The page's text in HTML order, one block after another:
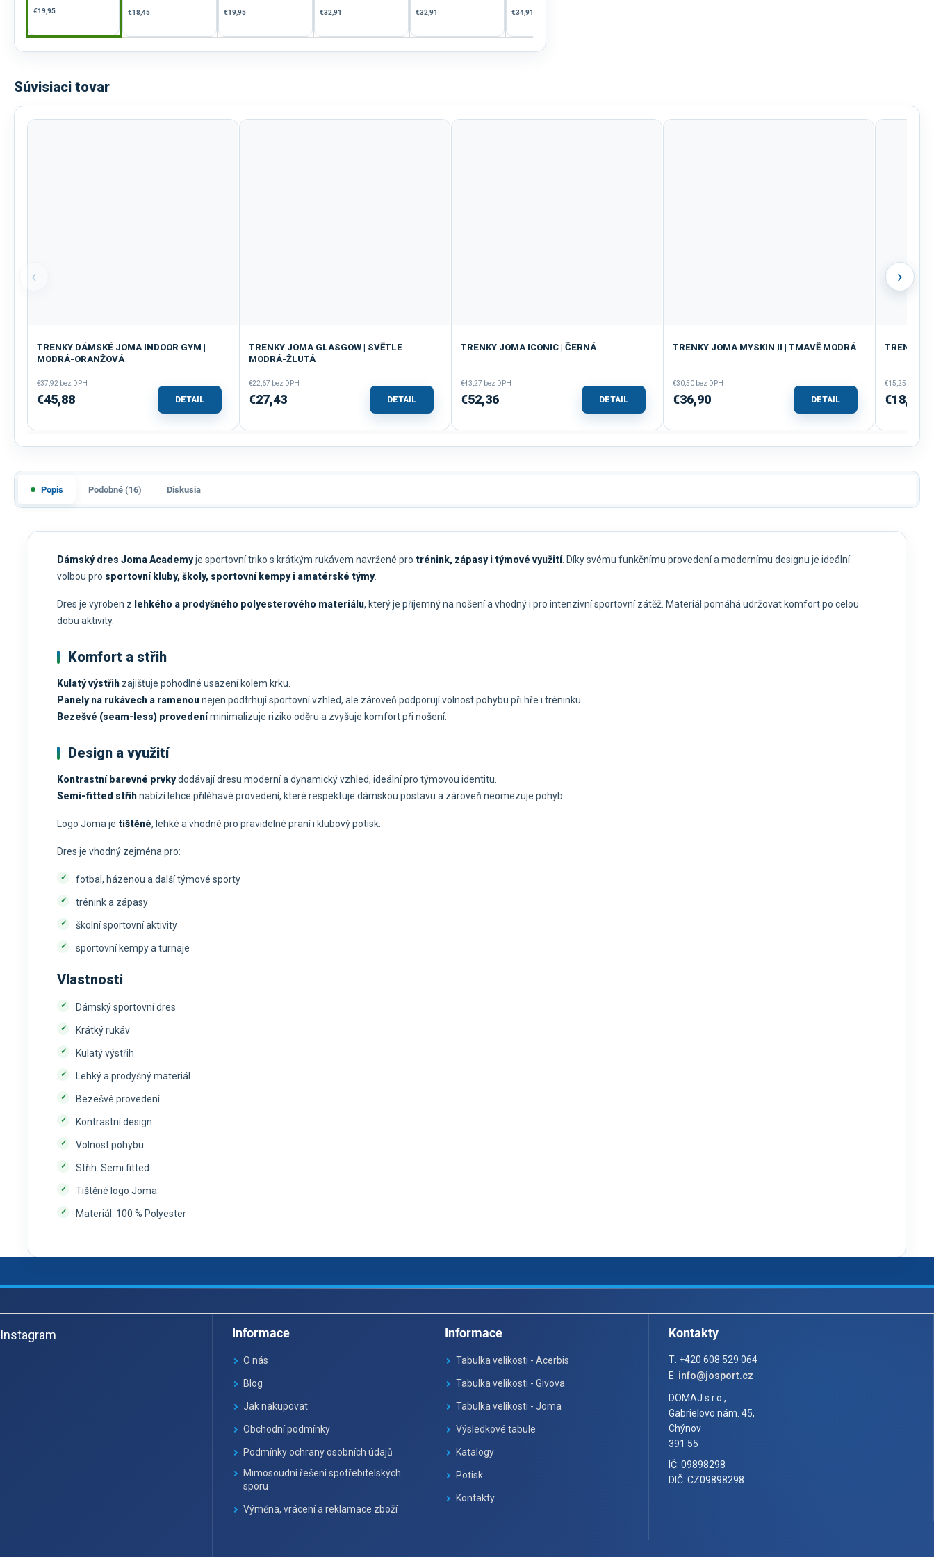
€19,95 €18,45 €19,95 €32,91 €32,91 €34,91
Súvisiaci tovar
‹
TRENKY DÁMSKÉ JOMA INDOOR GYM |
MODRÁ-ORANŽOVÁ
€37,92 bez DPH
€45,88 DETAIL
TRENKY JOMA GLASGOW | SVĚTLE
MODRÁ-ŽLUTÁ
€22,67 bez DPH
€27,43 DETAIL
TRENKY JOMA ICONIC | ČERNÁ
€43,27 bez DPH
€52,36 DETAIL
TRENKY JOMA MYSKIN II | TMAVĚ MODRÁ
€30,50 bez DPH
€36,90 DETAIL
TRENKY
€15,25 bez
€18,45
›
Popis Podobné (16) Diskusia
Dámský dres Joma Academyje sportovní triko s krátkým rukávem navržené pro trénink, zápasy i týmové využití. Díky svému funkčnímu provedení a modernímu designu je ideální
volbou pro sportovní kluby, školy, sportovní kempy i amatérské týmy.
Dres je vyroben z lehkého a prodyšného polyesterového materiálu, který je příjemný na nošení a vhodný i pro intenzivní sportovní zátěž. Materiál pomáhá udržovat komfort po celou
dobu aktivity.
Komfort a střih
Kulatý výstřih zajišťuje pohodlné usazení kolem krku.
Panely na rukávech a ramenounejen podtrhují sportovní vzhled, ale zároveň podporují volnost pohybu při hře i tréninku.
Bezešvé (seam-less) provedeníminimalizuje riziko oděru a zvyšuje komfort při nošení.
Design a využití
Kontrastní barevné prvkydodávají dresu moderní a dynamický vzhled, ideální pro týmovou identitu.
Semi-fitted střihnabízí lehce přiléhavé provedení, které respektuje dámskou postavu a zároveň neomezuje pohyb.
Logo Joma je tištěné, lehké a vhodné pro pravidelné praní i klubový potisk.
Dres je vhodný zejména pro:
fotbal, házenou a další týmové sporty
trénink a zápasy
školní sportovní aktivity
sportovní kempy a turnaje
Vlastnosti
Dámský sportovní dres
Krátký rukáv
Kulatý výstřih
Lehký a prodyšný materiál
Bezešvé provedení
Kontrastní design
Volnost pohybu
Střih: Semi fitted
Tištěné logo Joma
Materiál: 100 % Polyester
á
pInstagram Informace
O nás
Blog
Jak nakupovat
Obchodní podmínky
Podmínky ochrany osobních údajů
Mimosoudní řešení spotřebitelských
sporu
Výměna, vrácení a reklamace zboží
Informace
Tabulka velikosti - Acerbis
Tabulka velikosti - Givova
Tabulka velikosti - Joma
Výsledkové tabule
Katalogy
Potisk
Kontakty
Kontakty
T: +420 608 529 064
E: info@josport.cz
DOMAJ s.r.o.,
Gabrielovo nám. 45,
Chýnov
391 55
IČ: 09898298
DIČ: CZ09898298